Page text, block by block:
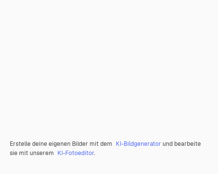
Erstelle deine eigenen Bilder mit dem KI-Bildgenerator und bearbeite
sie mit unserem KI-Fotoeditor.